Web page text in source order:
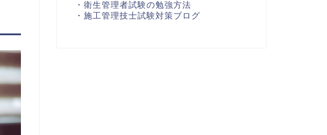
・ 衛生管理者試験の勉強方法
・ 施工管理技士試験対策ブログ